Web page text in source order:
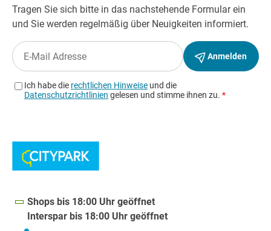
Shops bis 18:00 Uhr geöffnet
Interspar bis 18:00 Uhr geöffnet